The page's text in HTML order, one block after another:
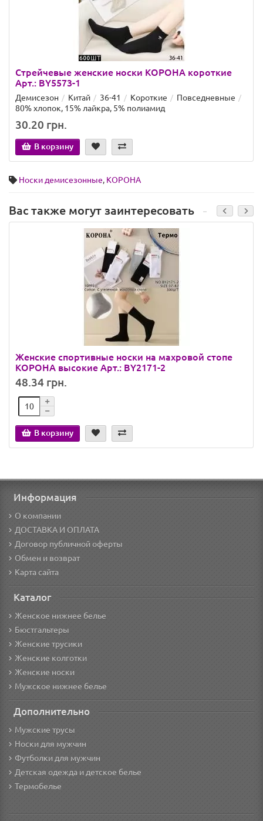
Стрейчевые женские носки КОРОНА короткие
Арт.: BY5573-1
Демисезон Китай 36-41 Короткие
Повседневные
80% хлопок, 15% лайкра, 5% полиамид
30.20 грн.
В корзину
Носки демисезонные, КОРОНА
Вас также могут заинтересовать
Женские спортивные носки на махровой стопе
КОРОНА высокие Арт.: BY2171-2
48.34 грн.
В корзину
Информация
О компании
ДОСТАВКА И ОПЛАТА
Договор публичной оферты
Обмен и возврат
Карта сайта
Каталог
Женское нижнее белье
Бюстгальтеры
Женские трусики
Женские колготки
Женские носки
Мужское нижнее белье
Дополнительно
Мужские трусы
Носки для мужчин
Футболки для мужчин
Детская одежда и детское белье
Термобелье